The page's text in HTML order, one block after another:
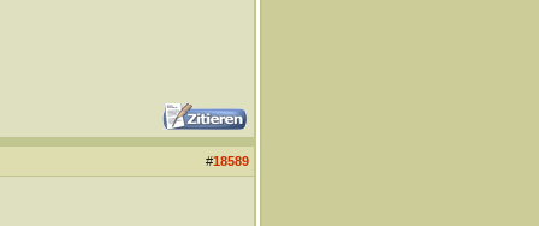
#18589